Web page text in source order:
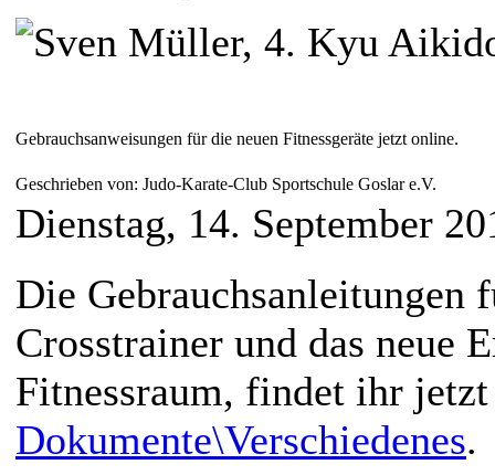
Gebrauchsanweisungen für die neuen Fitnessgeräte jetzt online.
Geschrieben von: Judo-Karate-Club Sportschule Goslar e.V.
Dienstag, 14. September
Die Gebrauchsanleitungen
Crosstrainer und das neue
Fitnessraum, findet ihr
Dokumente\Verschiedenes.